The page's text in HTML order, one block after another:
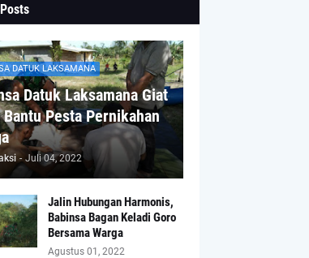
DATUK LAKSAMANA
Datuk Laksamana Giat
Bantu Pesta Pernikahan
- Juli 04, 2022
Jalin Hubungan Harmonis,
Babinsa Bagan Keladi Goro
Bersama Warga
Agustus 01, 2022